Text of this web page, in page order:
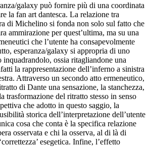
galaxy può fornire più di una coordinata
la fan art dantesca. La relazione tra
di Michelino si fonda non solo sul fatto che
ammirazione per quest’ultima, ma su una
che l’utente ha consapevolmente
esperanza/galaxy si appropria di uno
inquadrandolo, ossia ritagliandone una
la rappresentazione dell’inferno a sinistra
Attraverso un secondo atto ermeneutico,
di Dante una sensazione, la stanchezza,
trasformazione del ritratto stesso in senso
che adotto in questo saggio, la
storica dell’interpretazione dell’utente
cosa che conta è la specifica relazione
osservata e chi la osserva, al di là di
esegetica. Infine, l’effetto